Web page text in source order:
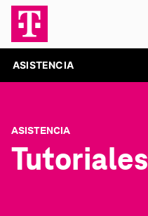
ASISTENCIA
ASISTENCIA
Tutoriales